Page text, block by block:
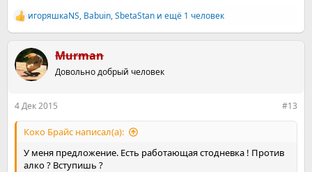
Р
е
к
ц
и
игоряшкаNS, Babuin,SbetaStan и ещё 1 человек
Murman
Довольно добрый человек
4 Дек 2015 #13
Коко Брайс написал(а):
У меня предложение. Есть работающая стодневка ! Против
алко ? Вступишь ?